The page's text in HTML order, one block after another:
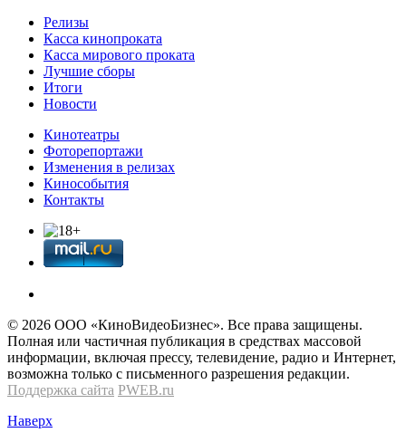
Релизы
Касса кинопроката
Касса мирового проката
Лучшие сборы
Итоги
Новости
Кинотеатры
Фоторепортажи
Изменения в релизах
Кинособытия
Контакты
© 2026 OOО «КиноВидеоБизнес». Все права защищены.
Полная или частичная публикация в средствах массовой
информации, включая прессу, телевидение, радио и Интернет,
возможна только с письменного разрешения редакции.
Поддержка сайта PWEB.ru
Наверх